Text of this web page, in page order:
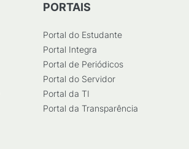
PORTAIS
Portal do Estudante
Portal Integra
Portal de Periódicos
Portal do Servidor
Portal da TI
Portal da Transparência